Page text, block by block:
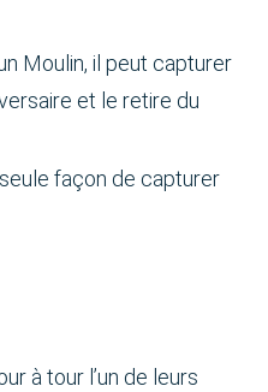
Moulin, il peut capturer
et le retire du
façon de capturer
à tour l’un de leurs